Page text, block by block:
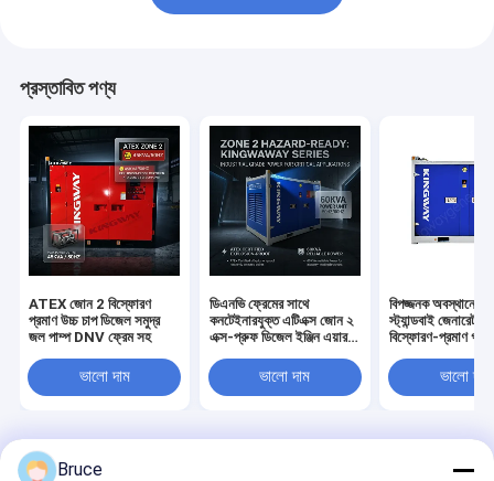
প্রস্তাবিত পণ্য
ATEX জোন 2 বিস্ফোরণ
প্রমাণ উচ্চ চাপ ডিজেল সমুদ্র
জল পাম্প DNV ফ্রেম সহ
ভালো দাম
ডিএনভি ফ্রেমের সাথে
কনটেইনারযুক্ত এটিএক্স জোন ২
এক্স-প্রুফ ডিজেল ইঞ্জিন এয়ার
ভালো দাম
বিপজ্জনক অবস্থানের
স্ট্যান্ডবাই জেনারেটরের
বিস্ফোরণ-প্রমাণ
ভালো দাম
Bruce